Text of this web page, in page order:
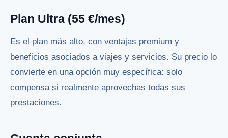
Plan Ultra (55 €/mes)
Es el plan más alto, con ventajas premium y
beneficios asociados a viajes y servicios. Su precio lo
convierte en una opción muy específica: solo
compensa si realmente aprovechas todas sus
prestaciones.